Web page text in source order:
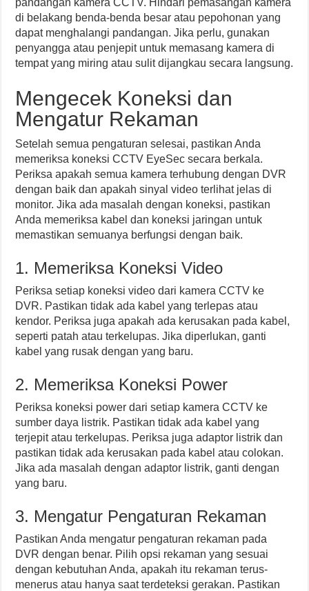
pandangan kamera CCTV. Hindari pemasangan kamera
di belakang benda-benda besar atau pepohonan yang
dapat menghalangi pandangan. Jika perlu, gunakan
penyangga atau penjepit untuk memasang kamera di
tempat yang miring atau sulit dijangkau secara langsung.
Mengecek Koneksi dan
Mengatur Rekaman
Setelah semua pengaturan selesai, pastikan Anda
memeriksa koneksi CCTV EyeSec secara berkala.
Periksa apakah semua kamera terhubung dengan DVR
dengan baik dan apakah sinyal video terlihat jelas di
monitor. Jika ada masalah dengan koneksi, pastikan
Anda memeriksa kabel dan koneksi jaringan untuk
memastikan semuanya berfungsi dengan baik.
1. Memeriksa Koneksi Video
Periksa setiap koneksi video dari kamera CCTV ke
DVR. Pastikan tidak ada kabel yang terlepas atau
kendor. Periksa juga apakah ada kerusakan pada kabel,
seperti patah atau terkelupas. Jika diperlukan, ganti
kabel yang rusak dengan yang baru.
2. Memeriksa Koneksi Power
Periksa koneksi power dari setiap kamera CCTV ke
sumber daya listrik. Pastikan tidak ada kabel yang
terjepit atau terkelupas. Periksa juga adaptor listrik dan
pastikan tidak ada kerusakan pada kabel atau colokan.
Jika ada masalah dengan adaptor listrik, ganti dengan
yang baru.
3. Mengatur Pengaturan Rekaman
Pastikan Anda mengatur pengaturan rekaman pada
DVR dengan benar. Pilih opsi rekaman yang sesuai
dengan kebutuhan Anda, apakah itu rekaman terus-
menerus atau hanya saat terdeteksi gerakan. Pastikan